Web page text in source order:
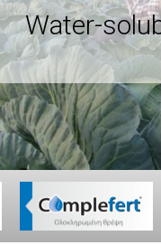
Water-